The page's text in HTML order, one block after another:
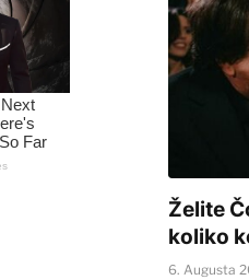
Želite
koliko
6. Augusta